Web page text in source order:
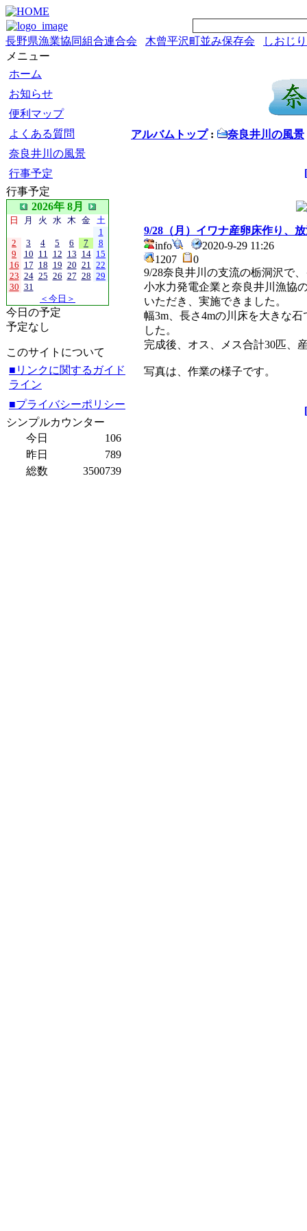
長野県漁業協同組合連合会 木曾平沢町並み保存会
しおじ
メニュー
ホーム
お知らせ
便利マップ
よくある質問
奈良井川の風景
行事予定
行事予定
2026年 8月
日 月 火 水 木 金 土
1
2
3 4 5 6 7
8
9
10 11 12 13 14 15
16 17 18 19 20 21 22
23 24 25 26 27 28 29
30 31
＜今日＞
今日の予定
予定なし
このサイトについて
■リンクに関するガイド
ライン
■プライバシーポリシー
シンプルカウンター
今日
106
昨日
789
総数
3500739
アルバムトップ: 奈良井川の風景
9/28（月）イワナ産卵床作り、
info
2020-9-29 11:26
1207
0
9/28奈良井川の支流の栃洞沢で
小水力発電企業と奈良井川漁協
いただき、実施できました。
幅3m、長さ4mの川床を大きな
した。
完成後、オス、メス合計30匹、
写真は、作業の様子です。